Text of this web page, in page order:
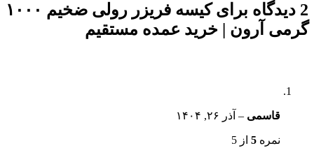
2 دیدگاه برای
کیسه فریزر رولی ضخیم ۱۰۰۰
گرمی آرون | خرید عمده مستقیم
قاسمی – آذر ۲۶, ۱۴۰۴
نمره 5 از 5